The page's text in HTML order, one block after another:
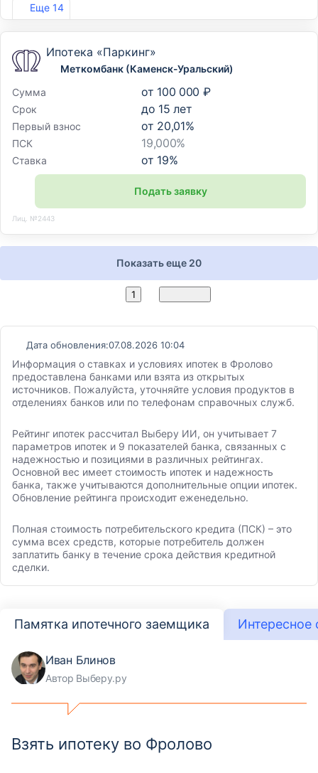
Еще 14
Ипотека «Паркинг»
Меткомбанк (Каменск-Уральский)
Сумма
от 100 000 ₽
Срок до 15 лет
Первый взнос от 20,01%
ПСК 19,000%
Ставка от 19%
Подать заявку
Лиц. №2443
Показать еще 20
1
Дата обновления:07.08.2026 10:04
Информация о ставках и условиях ипотек в Фролово
предоставлена банками или взята из открытых
источников. Пожалуйста, уточняйте условия продуктов в
отделениях банков или по телефонам справочных служб.
Рейтинг ипотек рассчитал Выберу ИИ, он учитывает 7
параметров ипотек и 9 показателей банка, связанных с
надежностью и позициями в различных рейтингах.
Основной вес имеет стоимость ипотек и надежность
банка, также учитываются дополнительные опции ипотек.
Обновление рейтинга происходит еженедельно.
Полная стоимость потребительского кредита (ПСК) – это
сумма всех средств, которые потребитель должен
заплатить банку в течение срока действия кредитной
сделки.
Памятка ипотечного заемщика Интересное
Иван Блинов
Автор Выберу.ру
Взять ипотеку во Фролово